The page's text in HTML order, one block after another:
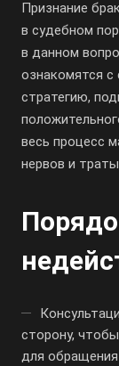
Признание
в судебном
в данном
ознакомятся с
стратегию,
весь процесс
нервов и
сторону,
для обращения